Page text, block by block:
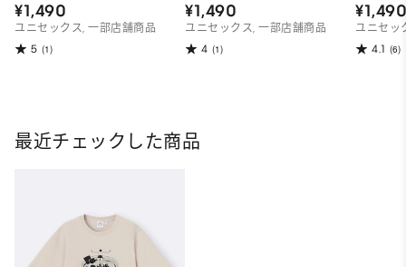
¥1,490
ユニセックス, 一部店舗商品
5 (1)
¥1,490
ユニセックス, 一部店舗商品
4 (1)
ユニセッ
4.1 (6)
最近チェックした商品